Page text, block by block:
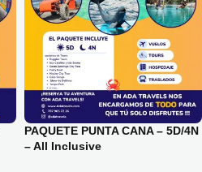
PAQUETE PUNTA CANA – 5D/4N
– All Inclusive